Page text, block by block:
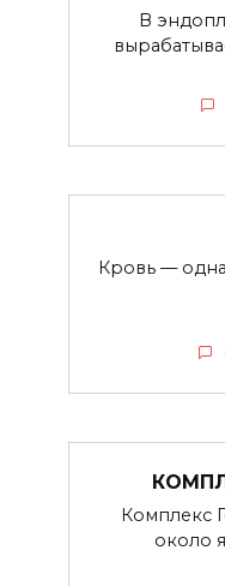
В
Кровь —
Комплекс
около